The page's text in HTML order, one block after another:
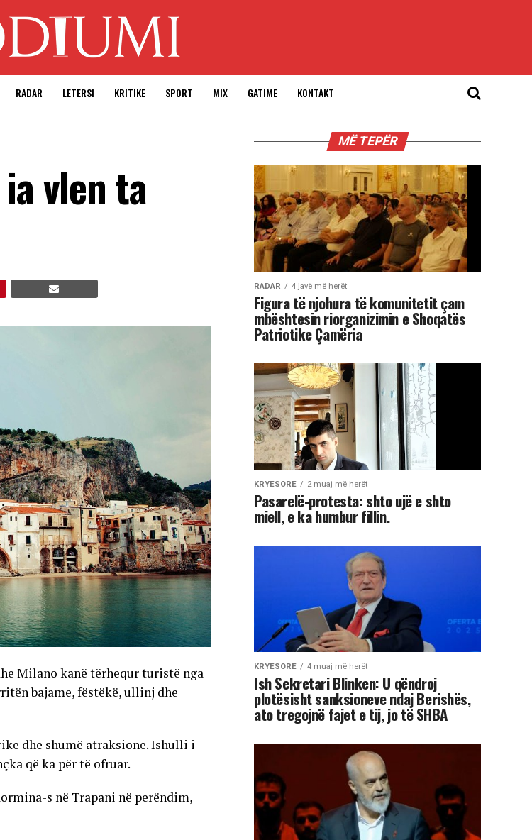
RADAR LETERSI KRITIKE SPORT MIX GATIME KONTAKT
vlen ta
Milano kanë tërhequr turistë nga
bajame, fëstëkë, ullinj dhe
dhe shumë atraksione. Ishulli i
që ka për të ofruar.
s në Trapani në perëndim,
MË TEPËR
RADAR 4 javë më herët
Figura të njohura të komunitetit çam
mbështesin riorganizimin e Shoqatës
Patriotike Çamëria
KRYESORE 2 muaj më herët
Pasarelë-protesta: shto ujë e shto
miell, e ka humbur fillin.
KRYESORE 4 muaj më herët
Ish Sekretari Blinken: U qëndroj
plotësisht sanksioneve ndaj Berishës,
ato tregojnë fajet e tij, jo të SHBA